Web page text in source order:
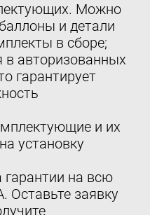
Можно
и детали
в сборе;
авторизованных
гарантирует
и их
установку
гарантии на всю
Оставьте заявку